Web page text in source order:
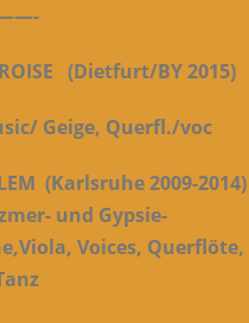
(Dietfurt/BY 2015)
Geige, Querfl./voc
(Karlsruhe 2009-2014)
und Gypsie-
Voices, Querflöte,